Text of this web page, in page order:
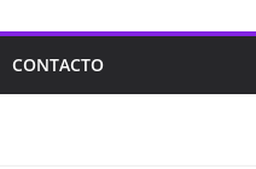
CONTACTO